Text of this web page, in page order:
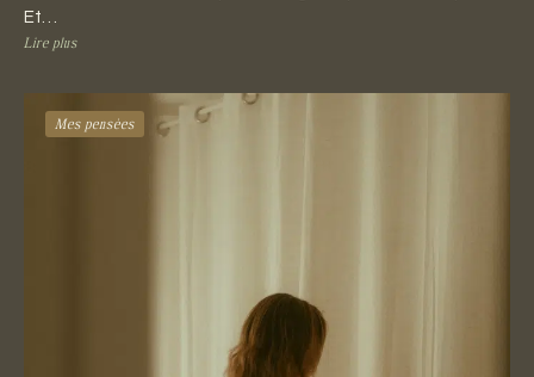
Et…
Lire plus
Mes pensées